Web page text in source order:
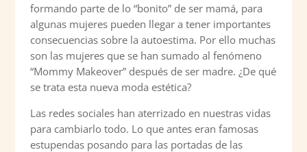
formando parte de lo “bonito” de ser mamá, para
algunas mujeres pueden llegar a tener importantes
consecuencias sobre la autoestima. Por ello muchas
son las mujeres que se han sumado al fenómeno
“Mommy Makeover” después de ser madre. ¿De qué
se trata esta nueva moda estética?
Las redes sociales han aterrizado en nuestras vidas
para cambiarlo todo. Lo que antes eran famosas
estupendas posando para las portadas de las